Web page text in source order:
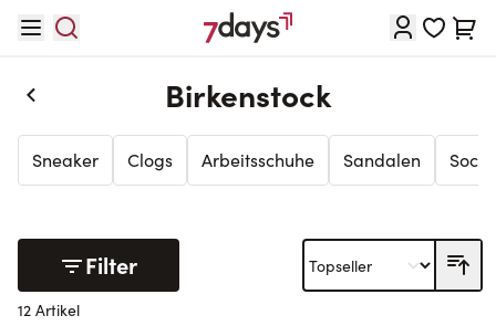
Birkenstock
Sneaker Clogs Arbeitsschuhe Sandalen
Filter
12 Artikel